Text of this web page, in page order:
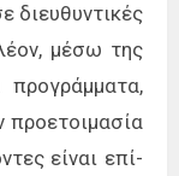
διευ­θυ­ντι­κές
μέσω της
προ­γράμ­μα­τα,
προ­ε­τοι­μα­σία
εί­ναι επί­